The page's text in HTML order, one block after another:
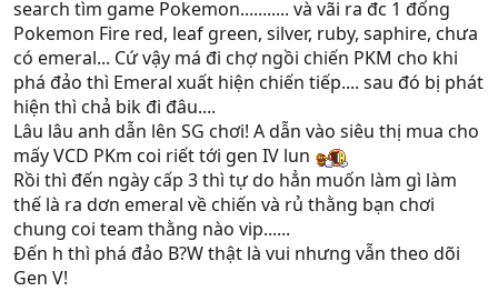
search tìm game Pokemon........... và vãi ra đc 1 đống
Pokemon Fire red, leaf green, silver, ruby, saphire, chưa
có emeral... Cứ vậy má đi chợ ngồi chiến PKM cho khi
phá đảo thì Emeral xuất hiện chiến tiếp.... sau đó bị phát
hiện thì chả bik đi đâu....
Lâu lâu anh dẫn lên SG chơi! A dẫn vào siêu thị mua cho
mấy VCD PKm coi riết tới gen IV lun
Rồi thì đến ngày cấp 3 thì tự do hẳn muốn làm gì làm
thế là ra dơn emeral về chiến và rủ thằng bạn chơi
chung coi team thằng nào vip......
Đến h thì phá đảo B?W thật là vui nhưng vẫn theo dõi
Gen V!